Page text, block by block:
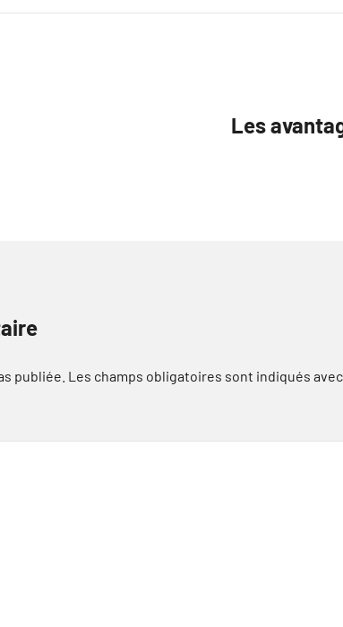
Les
publiée. Les champs obligatoires sont indiqués avec